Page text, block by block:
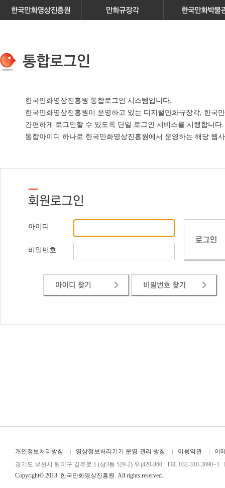
한국만화영상진흥원 통합로그인 시스템입니다.
한국만화영상진흥원이 운영하고 있는 디지털만화규장각, 한국
간편하게 로그인할 수 있도록 단일 로그인 서비스를 시행합니다.
통합아이디 하나로 한국만화영상진흥원에서 운영하는 해당 웹
아이디
비밀번호
개인정보처리방침 영상정보처리기기 운영·관리 방침 이용약관
이
경기도 부천시 원미구 길주로 1 (상3동 529-2) 우)420-860 TEL 032-310-3090~1
Copyright© 2013. 한국만화영상진흥원. All rights reserved.